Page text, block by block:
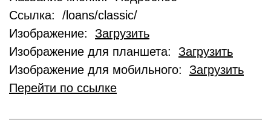
Ссылка: /loans/classic/
Изображение: Загрузить
Изображение для планшета: Загрузить
Изображение для мобильного: Загрузить
Перейти по ссылке